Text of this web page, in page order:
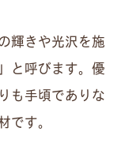
輝きや光沢を施
と呼びます。優
も手頃でありな
です。